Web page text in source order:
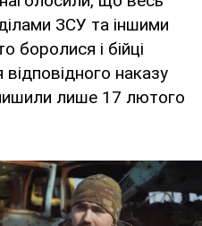
ЗСУ та іншими
боролися і бійці
відповідного наказу
лише 17 лютого